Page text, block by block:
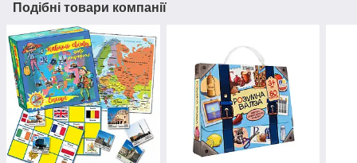
Подібні товари компанії